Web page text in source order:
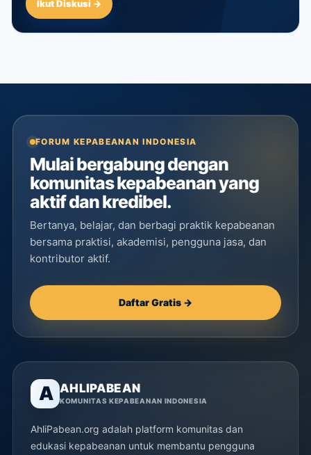
Ikut Diskusi →
FORUM KEPABEANAN INDONESIA
Mulai bergabung dengan
komunitas kepabeanan yang
aktif dan kredibel.
Bertanya, belajar, dan berbagi praktik kepabeanan
bersama praktisi, akademisi, pengguna jasa, dan
kontributor aktif.
Daftar Gratis →
A AHLIPABEAN
KOMUNITAS KEPABEANAN INDONESIA
AhliPabean.org adalah platform komunitas dan
edukasi kepabeanan untuk membantu pengguna